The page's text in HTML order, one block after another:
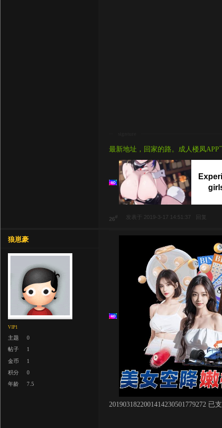
最新地址，回家的路。成人楼凤APP
26# 发表于 2019-3-17 14:51:37 回复
狼崽豪
VIP1
主题
0
帖子
1
金币
1
积分
0
年龄
7.5
2019031822001414230501779272 已